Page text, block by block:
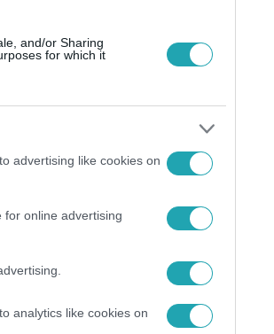
and/or Sharing
for which it
advertising like cookies on
for online advertising
analytics like cookies on
leszállásról” beszélni.
érdekli, hogy
szerzett”
így továbbra sem